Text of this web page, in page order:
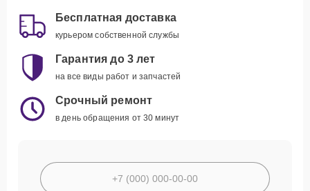
Бесплатная доставка
курьером собственной службы
Гарантия до 3 лет
на все виды работ и запчастей
Срочный ремонт
в день обращения от 30 минут